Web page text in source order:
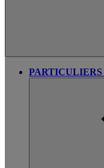
PARTICULIERS